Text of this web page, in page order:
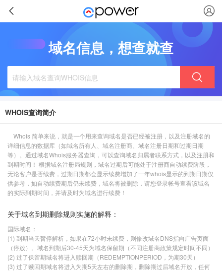
域名信息，想查就查
WHOIS查询简介
Whois 简单来说，就是一个用来查询域名是否已经被注册，以及注册域名的
详细信息的数据库（如域名所有人、域名注册商、域名注册日期和过期日期
等）。通过域名Whois服务器查询，可以查询域名归属者联系方式，以及注册和
到期时间！ 根据域名注册局规则，域名过期后可能处于注册商自动续费阶段，
无论客户是否续费，过期日期都会显示续费增加了一年whois显示的到期日期仅
供参考，如自动续费期后仍未续费，域名将被删除，请您登录帐号查看该域名
的实际到期时间，并请及时为域名进行续费！
关于域名到期删除规则实施的解释：
国际域名：
(1) 到期当天暂停解析，如果在72小时未续费，则修改域名DNS指向广告页面
（停放）。域名到期后30-45天为域名保留期（不同注册商政策规定时间不同）
(2) 过了保留期域名将进入赎回期（REDEMPTIONPERIOD，为期30天）
(3) 过了赎回期域名将进入为期5天左右的删除期，删除期过后域名开放，任何